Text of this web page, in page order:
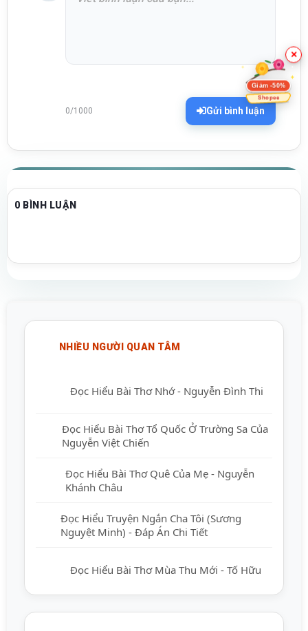
0/1000 Gửi bình luận
0 BÌNH LUẬN
NHIỀU NGƯỜI QUAN TÂM
Đọc Hiểu Bài Thơ Nhớ - Nguyễn Đình Thi
Đọc Hiểu Bài Thơ Tổ Quốc Ở Trường Sa
Của Nguyễn Việt Chiến
Đọc Hiểu Bài Thơ Quê Của Mẹ - Nguyễn
Khánh Châu
Đọc Hiểu Truyện Ngắn Cha Tôi (Sương
Nguyệt Minh) - Đáp Án Chi Tiết
Đọc Hiểu Bài Thơ Mùa Thu Mới - Tố Hữu
×
Giảm -50%
Shopee